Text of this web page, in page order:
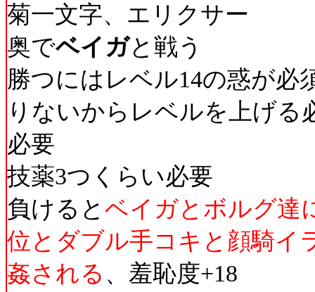
菊一文字、エリクサー
奥でベイガと戦う
勝つにはレベル14の惑が必
りないからレベルを上げる
必要
技薬3つくらい必要
負けると ベイガとボルグ達
位とダブル手コキと顔騎イ
姦される 、羞恥度+18